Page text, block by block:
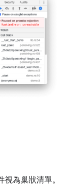
為巢狀清單。